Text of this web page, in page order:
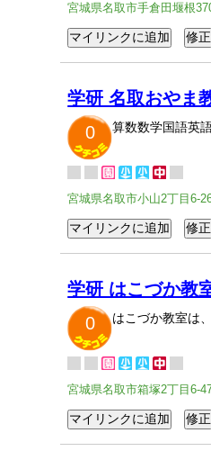
宮城県名取市手倉田堰根
学研 名取おやま
0
算数数学国語英
宮城県名取市小山2丁目6-
学研 はこづか教
0
はこづか教室は
宮城県名取市箱塚2丁目6-